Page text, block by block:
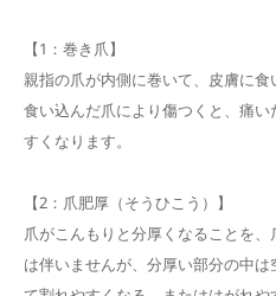
【1：巻き爪】
親指の爪が内側に巻いて、皮膚に食
食い込んだ爪により傷つくと、痛
すくなります。
【2：爪肥厚（そうひこう）】
爪がこんもりと分厚くなることを
は伴いませんが、分厚い部分の中